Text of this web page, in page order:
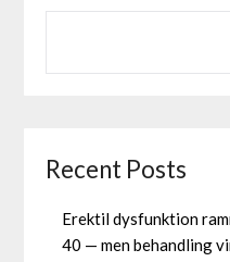
Recent Posts
Erektil dysfunktion
40 — men behandling